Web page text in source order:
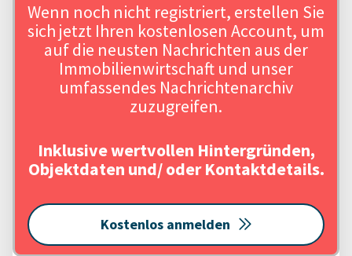
Wenn noch nicht registriert, erstellen Sie
sich jetzt Ihren kostenlosen Account, um
auf die neusten Nachrichten aus der
Immobilienwirtschaft und unser
umfassendes Nachrichtenarchiv
zuzugreifen.
Inklusive wertvollen Hintergründen,
Objektdaten und/ oder Kontaktdetails.
Kostenlos anmelden